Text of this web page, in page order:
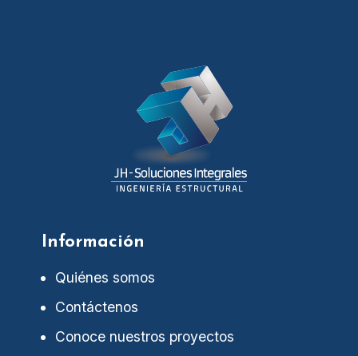
Información
Quiénes somos
Contáctenos
Conoce nuestros proyectos